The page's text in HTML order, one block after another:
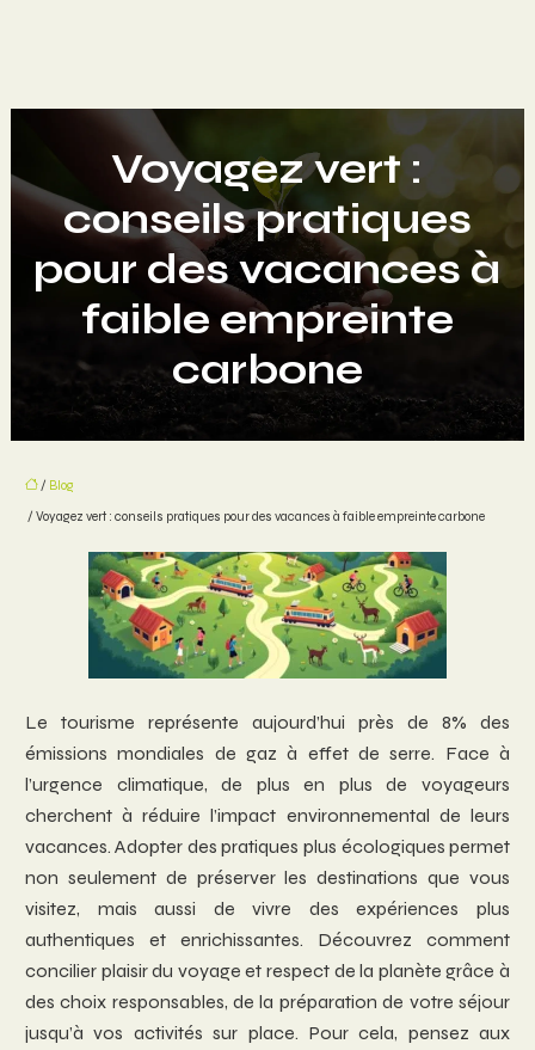
Voyagez vert :
conseils pratiques
pour des vacances à
faible empreinte
carbone
/ Blog
/ Voyagez vert : conseils pratiques pour des vacances à faible empreinte carbone
Le tourisme représente aujourd’hui près de 8% des
émissions mondiales de gaz à effet de serre. Face à
l’urgence climatique, de plus en plus de voyageurs
cherchent à réduire l’impact environnemental de leurs
vacances. Adopter des pratiques plus écologiques permet
non seulement de préserver les destinations que vous
visitez, mais aussi de vivre des expériences plus
authentiques et enrichissantes. Découvrez comment
concilier plaisir du voyage et respect de la planète grâce à
des choix responsables, de la préparation de votre séjour
jusqu’à vos activités sur place. Pour cela, pensez aux